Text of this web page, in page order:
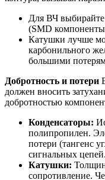
Для ВЧ
(SMD компоненты
Катушки лучше
карбонильного
большими
Добротность и потери
должен вносить
добротностью
Конденсаторы:
полипропилен.
потери (тангенс
сигнальных цепей.
Катушки:
сопротивление.